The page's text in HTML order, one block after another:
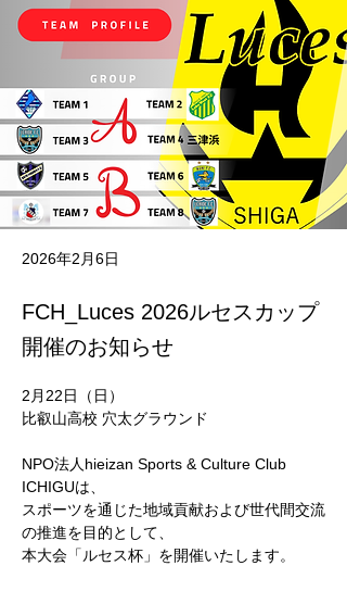
2026年2月6日
FCH_Luces 2026ルセスカップ
開催のお知らせ
2月22日（日）
比叡山高校 穴太グラウンド
NPO法人hieizan Sports & Culture Club
ICHIGUは、
スポーツを通じた地域貢献および世代間交流
の推進を目的として、
本大会「ルセス杯」を開催いたします。